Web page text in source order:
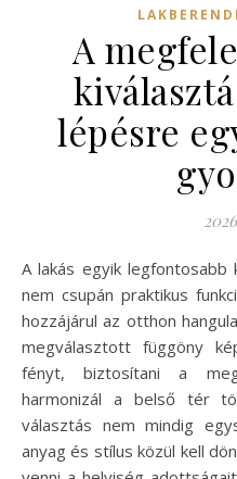
A
lépésre
A lakás egyik legfontosabb kiegészítője a függöny, amely
nem csupán praktikus
hozzájárul az otthon
megválasztott függöny
fényt, biztosítani a
harmonizál a belső tér
választás nem mindig
anyag és stílus közül kell